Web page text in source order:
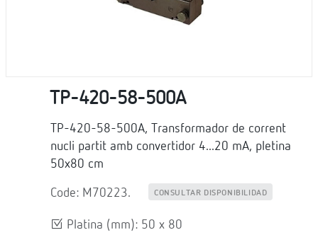
TP-420-58-500A
TP-420-58-500A, Transformador de corrent
nucli partit amb convertidor 4...20 mA, pletina
50x80 cm
Code: M70223. CONSULTAR DISPONIBILIDAD
Platina (mm): 50 x 80